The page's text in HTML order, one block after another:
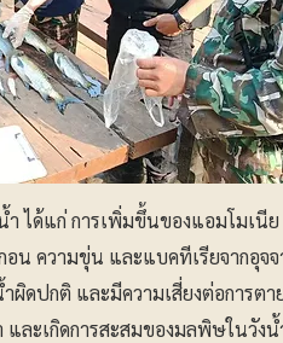
ได้แก่ การเพิ่มขึ้นของแอมโมเนีย
น ความขุ่น และแบคทีเรียจากอุจ
ผิดปกติ และมีความเสี่ยงต่อการตา
ละเกิดการสะสมของมลพิษในวังน้